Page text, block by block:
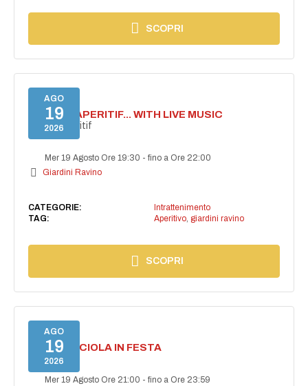
SCOPRI
AGO
19
2026
SECRET APERITIF... WITH LIVE MUSIC
Secret aperitif
Mer 19 Agosto Ore 19:30 -fino a Ore 22:00
Giardini Ravino
CATEGORIE:
Intrattenimento
TAG:
Aperitivo, giardini ravino
SCOPRI
AGO
19
2026
CASAMICCIOLA IN FESTA
Mer 19 Agosto Ore 21:00 -fino a Ore 23:59